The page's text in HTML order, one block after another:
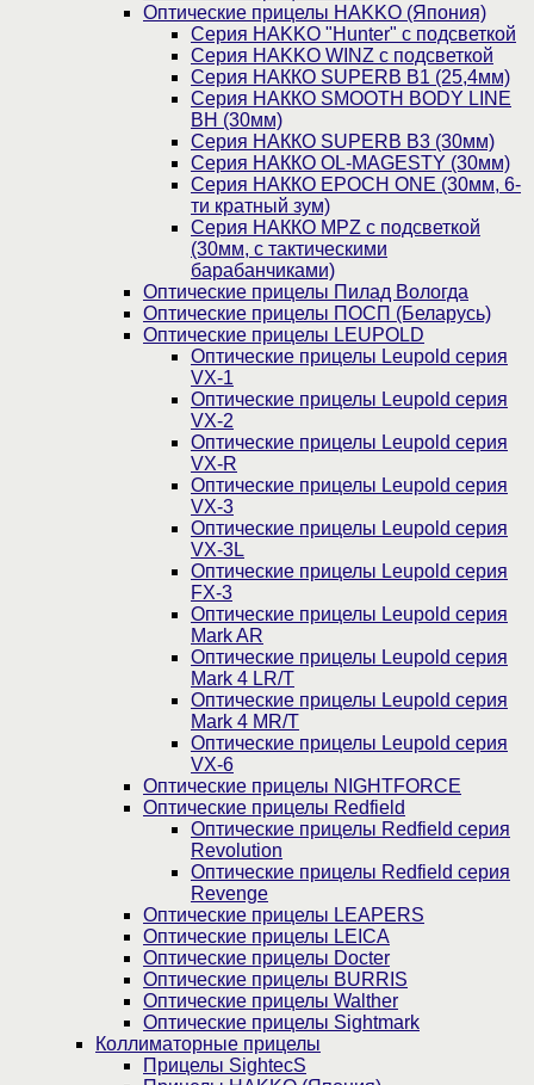
Оптические прицелы HAKKO (Япония)
Cерия HAKKO "Hunter" с подсветкой
Серия НAKKO WINZ с подсветкой
Серия НАККО SUPERB B1 (25,4мм)
Серия НАККО SMOOTH BODY LINE
BH (30мм)
Серия НАККО SUPERB B3 (30мм)
Серия НАККО OL-MAGESTY (30мм)
Серия НАККО EPOCH ONE (30мм, 6-
ти кратный зум)
Серия НАККО MPZ с подсветкой
(30мм, c тактическими
барабанчиками)
Оптические прицелы Пилад Вологда
Оптические прицелы ПОСП (Беларусь)
Оптические прицелы LEUPOLD
Оптические прицелы Leupold серия
VX-1
Оптические прицелы Leupold серия
VX-2
Оптические прицелы Leupold серия
VX-R
Оптические прицелы Leupold серия
VX-3
Оптические прицелы Leupold серия
VX-3L
Оптические прицелы Leupold серия
FX-3
Оптические прицелы Leupold серия
Mark AR
Оптические прицелы Leupold серия
Mark 4 LR/T
Оптические прицелы Leupold серия
Mark 4 MR/T
Оптические прицелы Leupold серия
VX-6
Оптические прицелы NIGHTFORCE
Оптические прицелы Redfield
Оптические прицелы Redfield серия
Revolution
Оптические прицелы Redfield серия
Revenge
Оптические прицелы LEAPERS
Оптические прицелы LEICA
Оптические прицелы Docter
Оптические прицелы BURRIS
Оптические прицелы Walther
Оптические прицелы Sightmark
Коллиматорные прицелы
Прицелы SightecS